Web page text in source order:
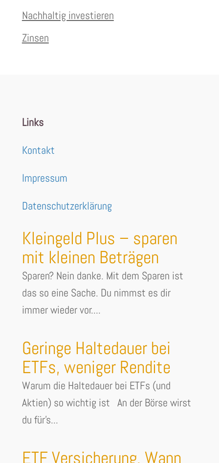
Nachhaltig investieren
Zinsen
Links
Kontakt
Impressum
Datenschutzerklärung
Kleingeld Plus – sparen
mit kleinen Beträgen
Sparen? Nein danke. Mit dem Sparen ist
das so eine Sache. Du nimmst es dir
immer wieder vor....
Geringe Haltedauer bei
ETFs, weniger Rendite
Warum die Haltedauer bei ETFs (und
Aktien) so wichtig ist An der Börse wirst
du für's...
ETF Versicherung. Wann